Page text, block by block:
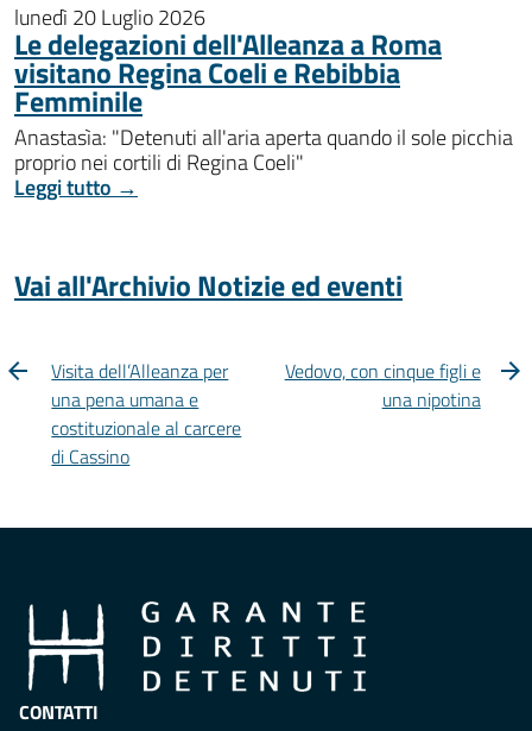
lunedì 20 Luglio 2026
Le delegazioni dell'Alleanza a Roma
visitano Regina Coeli e Rebibbia
Femminile
Anastasìa: "Detenuti all'aria aperta quando il sole picchia
proprio nei cortili di Regina Coeli"
Leggi tutto →
Vai all'Archivio Notizie ed eventi
Visita dell’Alleanza per
una pena umana e
costituzionale al carcere
di Cassino
Vedovo, con cinque figli e
una nipotina
CONTATTI